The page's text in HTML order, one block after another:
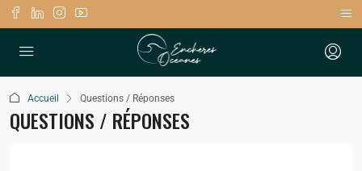
Accueil Questions / Réponses
QUESTIONS / RÉPONSES